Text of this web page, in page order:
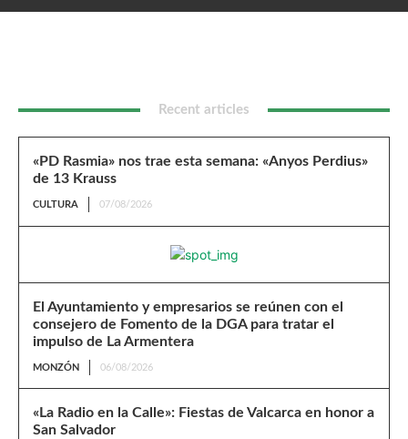
Recent articles
«PD Rasmia» nos trae esta semana: «Anyos Perdius»
de 13 Krauss
CULTURA 07/08/2026
El Ayuntamiento y empresarios se reúnen con el
consejero de Fomento de la DGA para tratar el
impulso de La Armentera
MONZÓN 06/08/2026
«La Radio en la Calle»: Fiestas de Valcarca en honor a
San Salvador